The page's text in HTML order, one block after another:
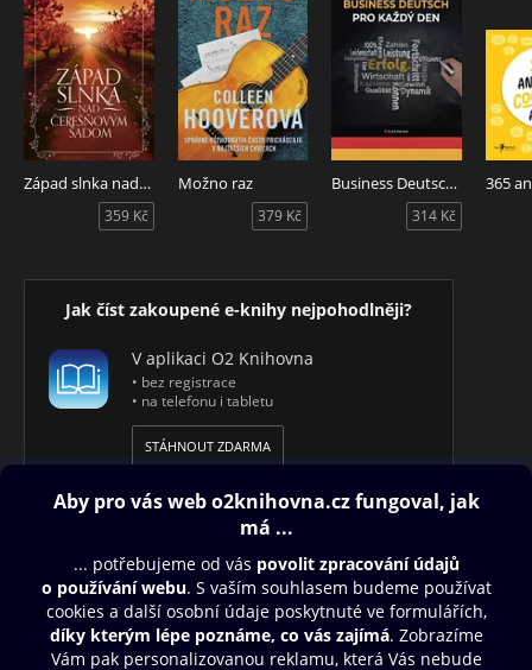
Západ slnka nad čerešňovým sadom
359 Kč
Možno raz
379 Kč
Business Deutsch pro každý den
314 Kč
Jak číst zakoupené e-knihy nejpohodlněji?
V aplikaci O2 Knihovna
• bez registrace
• na telefonu i tabletu
STÁHNOUT ZDARMA
Obsah ke stažení
Moje O2 Knihovna